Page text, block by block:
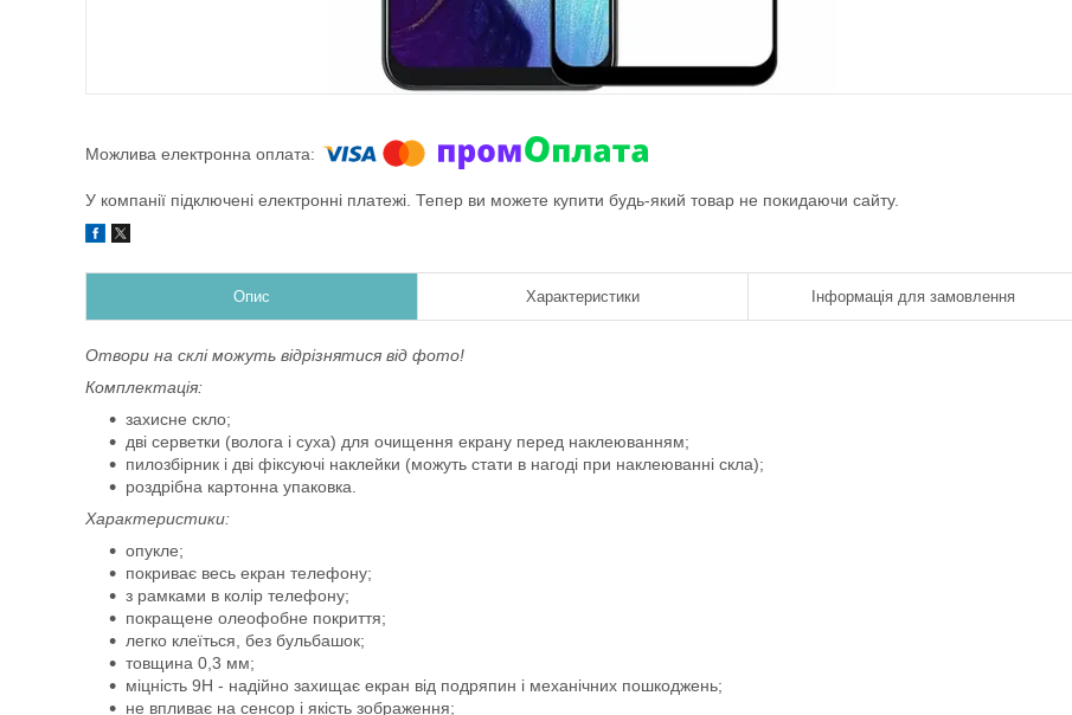
У компанії підключені електронні платежі. Тепер ви можете купити будь-який товар не покидаючи сайту.
Опис Характеристики Інформація для замовлення
Отвори на склі можуть відрізнятися від фото!
Комплектація:
захисне скло;
дві серветки (волога і суха) для очищення екрану перед наклеюванням;
пилозбірник і дві фіксуючі наклейки (можуть стати в нагоді при наклеюванні скла);
роздрібна картонна упаковка.
Характеристики:
опукле;
покриває весь екран телефону;
з рамками в колір телефону;
покращене олеофобне покриття;
легко клеїться, без бульбашок;
товщина 0,3 мм;
міцність 9Н - надійно захищає екран від подряпин і механічних пошкоджень;
не впливає на сенсор і якість зображення;